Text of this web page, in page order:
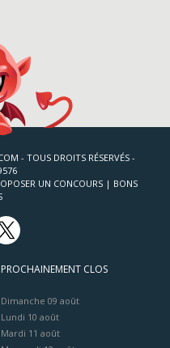
- TOUS DROITS RÉSERVÉS -
UN CONCOURS | BONS
PROCHAINEMENT CLOS
Dimanche 09 août
Lundi 10 août
Mardi 11 août